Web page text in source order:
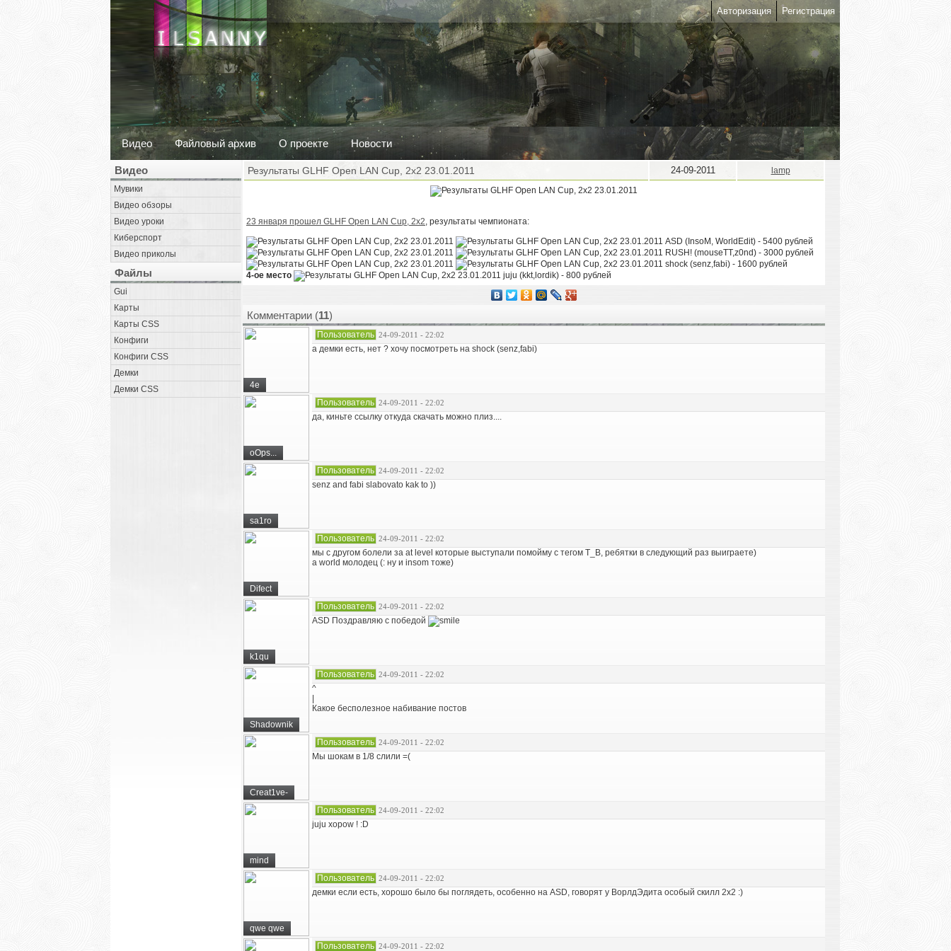
Авторизация Регистрация
Видео Файловый архив О проекте Новости
Видео
Мувики
Видео обзоры
Видео уроки
Киберспорт
Видео приколы
Файлы
Gui
Карты
Карты CSS
Конфиги
Конфиги CSS
Демки
Демки CSS
Результаты GLHF Open LAN Cup, 2x2 23.01.2011 24-09-2011 lamp
23 января прошел GLHF Open LAN Cup, 2x2, результаты чемпионата:
ASD (InsoM, WorldEdit) - 5400 рублей
RUSH! (mouseTT,z0nd) - 3000 рублей
shock (senz,fabi) - 1600 рублей
4-ое место
juju (kkt,lordik) - 800 рублей
Комментарии (11)
4e
Пользователь 24-09-2011 - 22:02
а демки есть, нет ? хочу посмотреть на shock (senz,fabi)
oOps...
Пользователь 24-09-2011 - 22:02
да, киньте ссылку откуда скачать можно плиз....
sa1ro
Пользователь 24-09-2011 - 22:02
senz and fabi slabovato kak to ))
Difect
Пользователь 24-09-2011 - 22:02
мы с другом болели за at level которые выступали помойму с тегом T_B, ребятки в следующий раз выиграете)
а world молодец (: ну и insom тоже)
k1qu
Пользователь 24-09-2011 - 22:02
ASD Поздравляю с победой
Shadownik
Пользователь 24-09-2011 - 22:02
^
Какое бесполезное набивание постов
Creat1ve-
Пользователь 24-09-2011 - 22:02
Мы шокам в 1/8 слили =(
mind
Пользователь 24-09-2011 - 22:02
juju xopow ! :D
qwe qwe
Пользователь 24-09-2011 - 22:02
демки если есть, хорошо было бы поглядеть, особенно на ASD, говорят у ВорлдЭдита особый скилл 2х2 :)
Пользователь 24-09-2011 - 22:02